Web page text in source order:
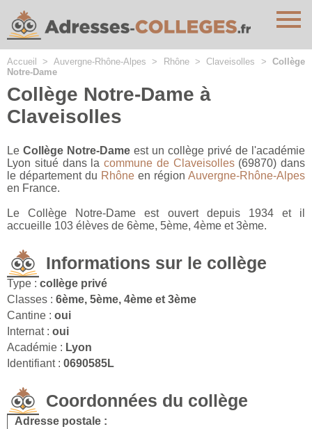
Accueil > Auvergne-Rhône-Alpes > Rhône>Claveisolles > Collège
Notre-Dame
Collège Notre-Dame à
Claveisolles
Le Collège Notre-Dame est un collège privé de l'académie
Lyon situé dans la commune de Claveisolles(69870) dans
le département du Rhône en région Auvergne-Rhône-Alpes
en France.
Le Collège Notre-Dame est ouvert depuis 1934 et il
accueille 103 élèves de 6ème, 5ème, 4ème et 3ème.
Informations sur le collège
Type : collège privé
Classes : 6ème, 5ème, 4ème et 3ème
Cantine : oui
Internat : oui
Académie : Lyon
Identifiant : 0690585L
Coordonnées du collège
Adresse postale :